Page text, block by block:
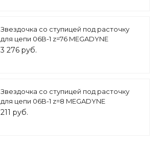
Звездочка со ступицей под расточку
для цепи 06B-1 z=76 MEGADYNE
3 276 руб.
Звездочка со ступицей под расточку
для цепи 06B-1 z=8 MEGADYNE
211 руб.